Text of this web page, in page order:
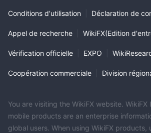
Conditions d'utilisation Déclaration de
Appel de recherche WikiFX(Edition
Vérification officielle EXPO
Coopération commerciale Division
You are visiting the WikiFX website.
mobile products are an enterprise
global users. When using WikiFX products,